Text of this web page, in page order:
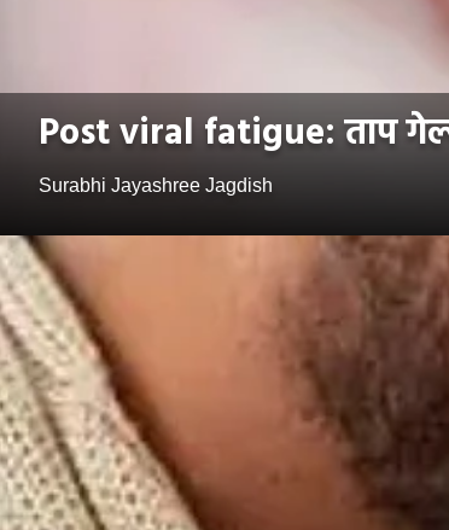
Post viral fatigue: ताप
Surabhi Jayashree Jagdish